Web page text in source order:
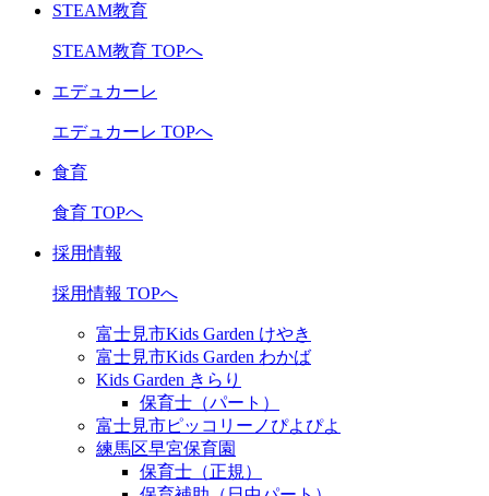
STEAM教育
STEAM教育 TOPへ
エデュカーレ
エデュカーレ TOPへ
食育
食育 TOPへ
採用情報
採用情報 TOPへ
富士見市Kids Garden けやき
富士見市Kids Garden わかば
Kids Garden きらり
保育士（パート）
富士見市ピッコリーノぴよぴよ
練馬区早宮保育園
保育士（正規）